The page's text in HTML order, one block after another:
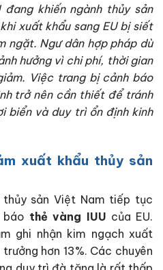
khiến ngành thủy sản
xuất khẩu sang EU bị siết
ngặt. Ngư dân hợp pháp dù
hưởng vì chi phí, thời gian
Việc trang bị cảnh báo
trở nên cần thiết để tránh
biển và duy trì ổn định kinh
xuất khẩu thủy sản
thủy sản Việt Nam tiếp tục
thẻ vàng IUU của EU.
ghi nhận kim ngạch xuất
hơn 13%. Các chuyên